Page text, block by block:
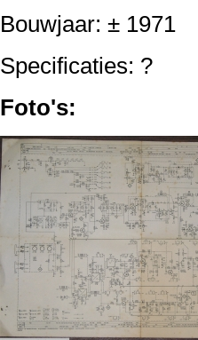
Bouwjaar: ± 1971
Specificaties: ?
Foto's: